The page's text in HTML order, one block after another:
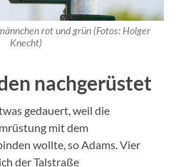
rot und grün (Fotos: Holger
Knecht)
nachgerüstet
gedauert, weil die
mit dem
wollte, so Adams. Vier
der Talstraße